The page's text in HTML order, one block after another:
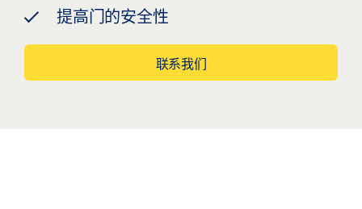
提高门的安全性
联系我们